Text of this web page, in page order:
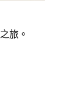
旅。